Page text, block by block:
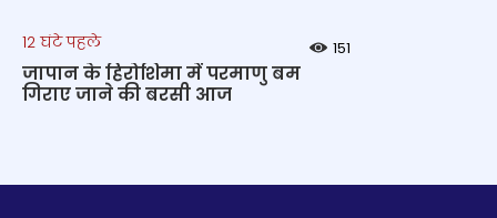
12 घंटे पहले 151
जापान के हिरोशिमा में परमाणु बम
गिराए जाने की बरसी आज